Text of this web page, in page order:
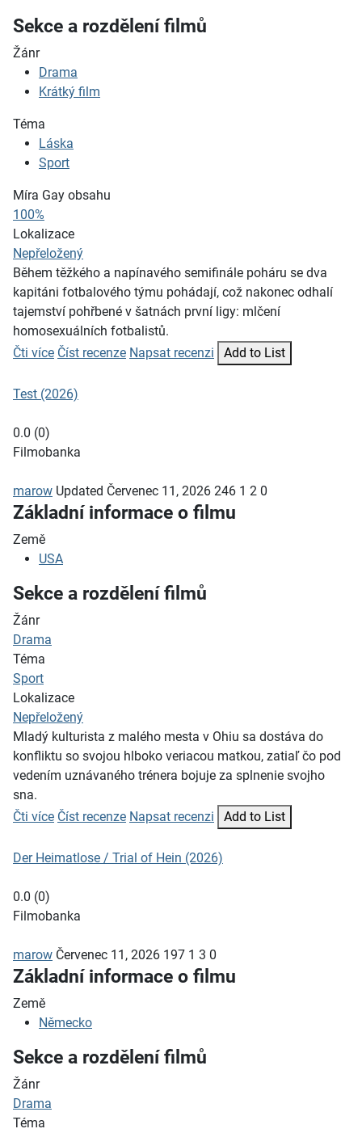
Sekce a rozdělení filmů
Žánr
Drama
Krátký film
Téma
Láska
Sport
Míra Gay obsahu
100%
Lokalizace
Nepřeložený
Během těžkého a napínavého semifinále poháru se dva
kapitáni fotbalového týmu pohádají, což nakonec odhalí
tajemství pohřbené v šatnách první ligy: mlčení
homosexuálních fotbalistů.
Čti více Číst recenze Napsat recenzi Add to List
Test (2026)
0.0 (0)
Filmobanka
marow Updated Červenec 11, 2026 246 1 2 0
Základní informace o filmu
Země
USA
Sekce a rozdělení filmů
Žánr
Drama
Téma
Sport
Lokalizace
Nepřeložený
Mladý kulturista z malého mesta v Ohiu sa dostáva do
konfliktu so svojou hlboko veriacou matkou, zatiaľ čo pod
vedením uznávaného trénera bojuje za splnenie svojho
sna.
Čti více Číst recenze Napsat recenzi Add to List
Der Heimatlose / Trial of Hein (2026)
0.0 (0)
Filmobanka
marow Červenec 11, 2026 197 1 3 0
Základní informace o filmu
Země
Německo
Sekce a rozdělení filmů
Žánr
Drama
Téma